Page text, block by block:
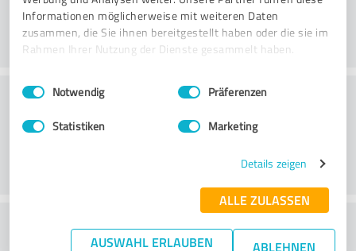
Informationen möglicherweise mit weiteren Daten
zusammen, die Sie ihnen bereitgestellt haben oder die sie im
Rahmen Ihrer Nutzung der Dienste gesammelt haben.
Impressum Datenschutzbestimmungen
Einwilligungsauswahl
Notwendig Präferenzen
Statistiken Marketing
Details zeigen
ALLE ZULASSEN
AUSWAHL ERLAUBEN ABLEHNEN
Kundeservice
What do you think of the price to